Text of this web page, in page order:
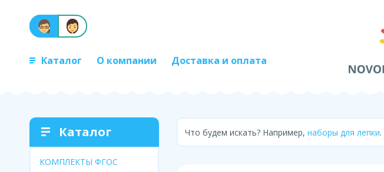
Каталог О компании Доставка и оплата
Каталог
КОМПЛЕКТЫ ФГОС
Что будем искать? Например, наборы для лепки.